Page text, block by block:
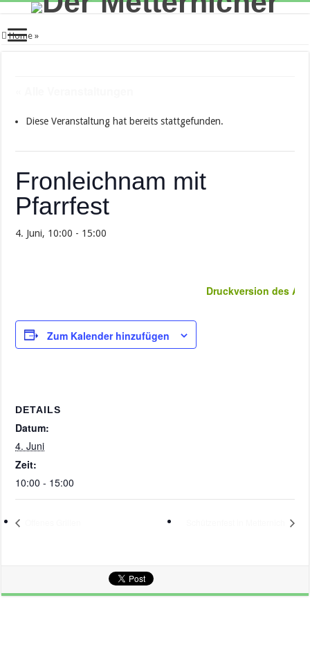
Home »
Diese Veranstaltung hat bereits stattgefunden.
Fronleichnam mit
Pfarrfest
4. Juni, 10:00 - 15:00
Druckversion des
Zum Kalender hinzufügen
DETAILS
Datum:
4. Juni
Zeit:
10:00 - 15:00